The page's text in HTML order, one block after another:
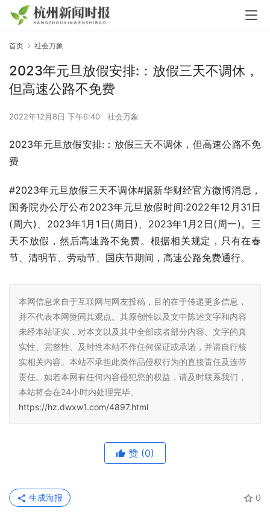
首页 社会万象
2023年元旦放假安排:：放假三天不调休，
但高速公路不免费
2022年12月8日 下午6:40 社会万象
2023年元旦放假安排:：放假三天不调休，但高速公路不免
费
#2023年元旦放假三天不调休#据新华财经官方微博消息，
国务院办公厅公布2023年元旦放假时间:2022年12月31日
(周六)、2023年1月1日(周日)、2023年1月2日(周一)。三
天不放假，然后高速路不免费。根据相关规定，只有在春
节、清明节、劳动节、国庆节期间，高速公路免费通行。
本网信息来自于互联网与网友投稿，目的在于传递更多信息，
并不代表本网赞同其观点。其原创性以及文中陈述文字和内容
未经本站证实，对本文以及其中全部或者部分内容、文字的真
实性、完整性、及时性本站不作任何保证或承诺，并请自行核
实相关内容。本站不承担此类作品侵权行为的直接责任及连带
责任。如若本网有任何内容侵犯您的权益，请及时联系我们，
本站将会在24小时内处理完毕。
https://hz.dwxw1.com/4897.html
赞 (0)
0
生成海报